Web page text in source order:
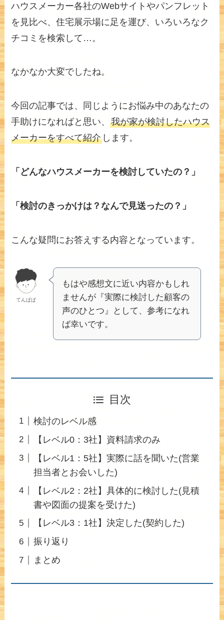
ハウスメーカー各社のWebサイトやパンフレット
を見比べ、住宅展示場に足を運び、いろいろなク
チコミを検索して…。
なかなか大変でしたね。
今回の記事では、同じようにお悩み中のあなたの
手助けになればと思い、我が家が検討したハウス
メーカーをすべて紹介 します。
「どんなハウスメーカーを検討していたの？」
「検討のきっかけは？なんで見送ったの？」
こんな疑問にお答えする内容となっています。
てんぱぱ
もはや感想文に近い内容かもしれ
ませんが『実際に検討した顧客の
声のひとつ』として、参考になれ
ば幸いです。
目次
検討のレベル感
【レベル0：3社】資料請求のみ
【レベル1：5社】実際に話を聞いた(営業
担当者とお会いした)
【レベル2：2社】具体的に検討した(見積
書や図面の提案を受けた)
【レベル3：1社】決定した(契約した)
振り返り
まとめ